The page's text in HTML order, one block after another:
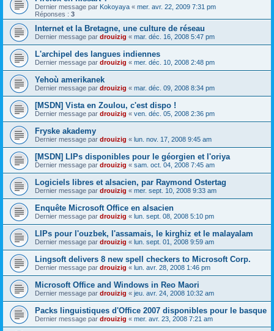
Dernier message par Kokoyaya « mer. avr. 22, 2009 7:31 pm
Réponses : 3
Internet et la Bretagne, une culture de réseau
Dernier message par drouizig « mar. déc. 16, 2008 5:47 pm
L'archipel des langues indiennes
Dernier message par drouizig « mer. déc. 10, 2008 2:48 pm
Yehoù amerikanek
Dernier message par drouizig « mar. déc. 09, 2008 8:34 pm
[MSDN] Vista en Zoulou, c'est dispo !
Dernier message par drouizig « ven. déc. 05, 2008 2:36 pm
Fryske akademy
Dernier message par drouizig « lun. nov. 17, 2008 9:45 am
[MSDN] LIPs disponibles pour le géorgien et l'oriya
Dernier message par drouizig « sam. oct. 04, 2008 7:45 am
Logiciels libres et alsacien, par Raymond Ostertag
Dernier message par drouizig « mer. sept. 10, 2008 9:33 am
Enquête Microsoft Office en alsacien
Dernier message par drouizig « lun. sept. 08, 2008 5:10 pm
LIPs pour l'ouzbek, l'assamais, le kirghiz et le malayalam
Dernier message par drouizig « lun. sept. 01, 2008 9:59 am
Lingsoft delivers 8 new spell checkers to Microsoft Corp.
Dernier message par drouizig « lun. avr. 28, 2008 1:46 pm
Microsoft Office and Windows in Reo Maori
Dernier message par drouizig « jeu. avr. 24, 2008 10:32 am
Packs linguistiques d'Office 2007 disponibles pour le basque
Dernier message par drouizig « mer. avr. 23, 2008 7:21 am